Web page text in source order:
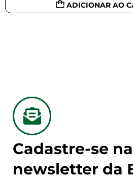
ADICIONAR AO
Cadastre-se na
newsletter da